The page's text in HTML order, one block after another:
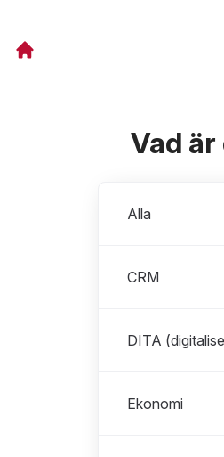
Vad
Alla
CRM
DITA
Ekonomi